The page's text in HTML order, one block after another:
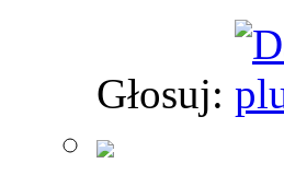
Głosuj: